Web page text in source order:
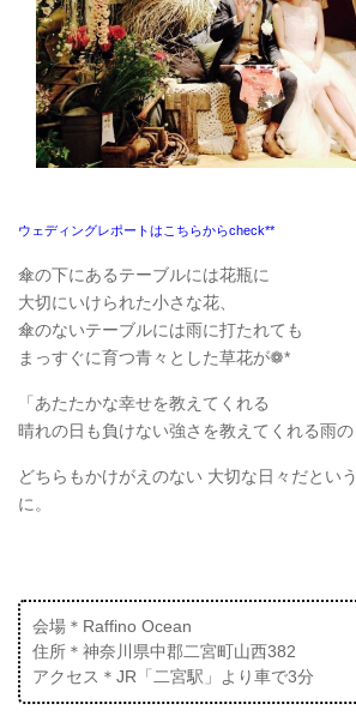
ウェディングレポートはこちらからcheck**
傘の下にあるテーブルには花瓶に
大切にいけられた小さな花、
傘のないテーブルには雨に打たれても
まっすぐに育つ青々とした草花が❁*
「あたたかな幸せを教えてくれる
晴れの日も負けない強さを教えてくれる雨の
どちらもかけがえのない 大切な日々だとい
に。
会場＊Raffino Ocean
住所＊神奈川県中郡二宮町山西382
アクセス＊JR「二宮駅」より車で3分